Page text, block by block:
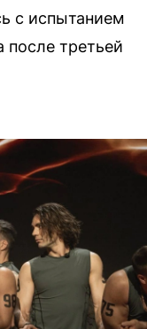
с испытанием
третьей